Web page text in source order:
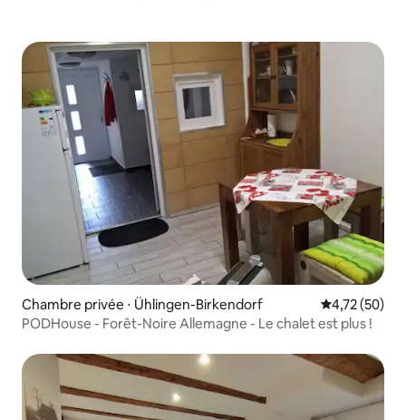
Chambre privée ⋅ Ühlingen-Birkendorf Évaluation
4,72 (50)
PODHouse - Forêt-Noire Allemagne - Le chalet est plus !